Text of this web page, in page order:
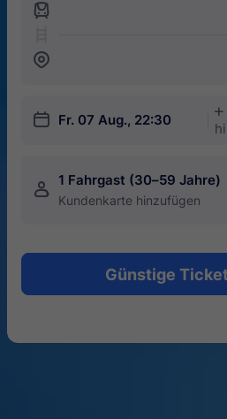
󱍉
󱒣
󱎗 Fr. 07 Aug., 22:30
󱅇
󱍂 1 Fahrgast (30–59 Jahre)
Kundenkarte hinzufügen
Günstige